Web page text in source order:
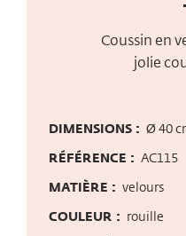
Coussin en
jolie
DIMENSIONS : Ø 40
RÉFÉRENCE : AC115
MATIÈRE : velours
COULEUR : rouille